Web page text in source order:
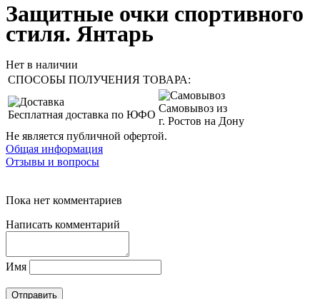
Защитные очки спортивного
стиля. Янтарь
Нет в наличии
СПОСОБЫ ПОЛУЧЕНИЯ ТОВАРА:
Бесплатная доставка по ЮФО
Самовывоз из
г. Ростов на Дону
Не является публичной офертой.
Общая информация
Отзывы и вопросы
Пока нет комментариев
Написать комментарий
Имя